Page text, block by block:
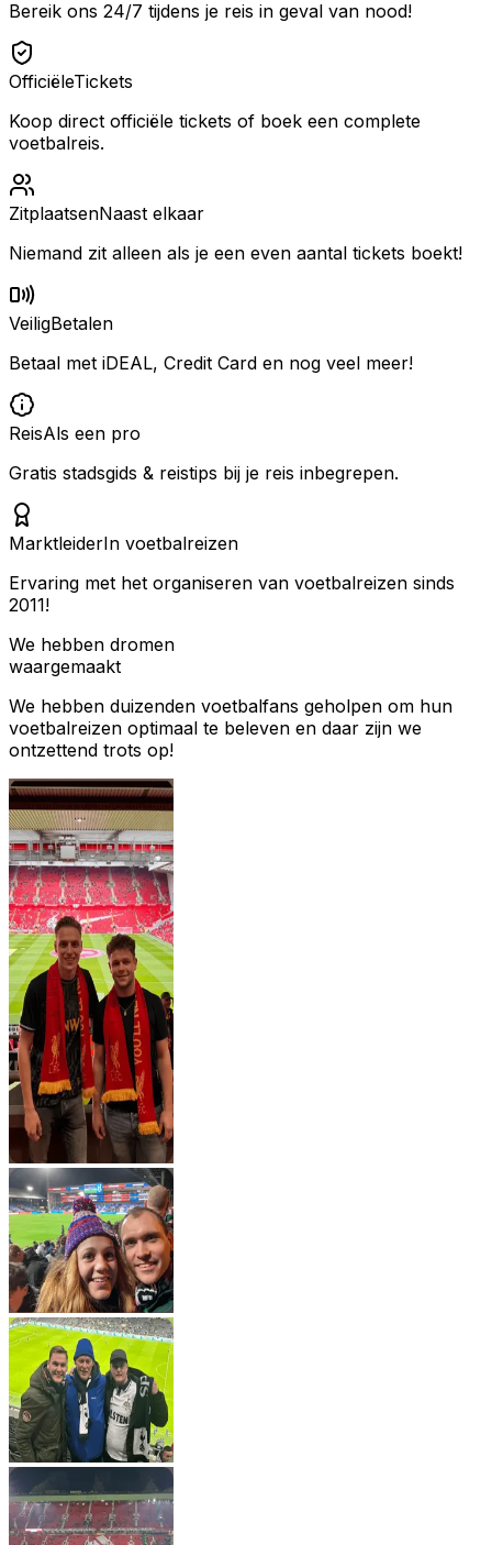
Bereik ons 24/7 tijdens je reis in geval van nood!
OfficiëleTickets
Koop direct officiële tickets of boek een complete
voetbalreis.
ZitplaatsenNaast elkaar
Niemand zit alleen als je een even aantal tickets boekt!
VeiligBetalen
Betaal met iDEAL, Credit Card en nog veel meer!
ReisAls een pro
Gratis stadsgids & reistips bij je reis inbegrepen.
MarktleiderIn voetbalreizen
Ervaring met het organiseren van voetbalreizen sinds
2011!
We hebben dromen
waargemaakt
We hebben duizenden voetbalfans geholpen om hun
voetbalreizen optimaal te beleven en daar zijn we
ontzettend trots op!